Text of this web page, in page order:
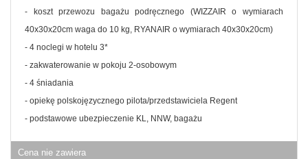
- koszt przewozu bagażu podręcznego (WIZZAIR o wymiarach
40x30x20cm waga do 10 kg, RYANAIR o wymiarach 40x30x20cm)
- 4 noclegi w hotelu 3*
- zakwaterowanie w pokoju 2-osobowym
- 4 śniadania
- opiekę polskojęzycznego pilota/przedstawiciela Regent
- podstawowe ubezpieczenie KL, NNW, bagażu
Cena nie zawiera